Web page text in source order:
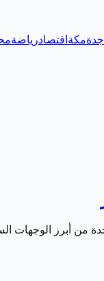
جدةمكة اقتصادرياضة